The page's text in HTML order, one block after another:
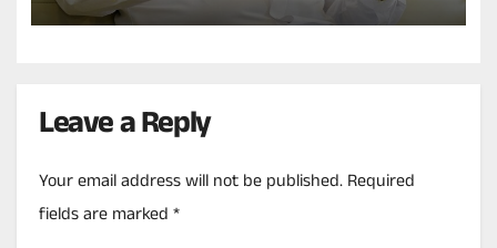
Leave a Reply
Your email address will not be published.Required
fields are marked*